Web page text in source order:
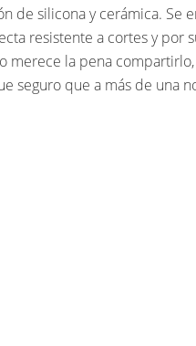
silicona y cerámica. Se
resistente a cortes y por
merece la pena
seguro que a más de una